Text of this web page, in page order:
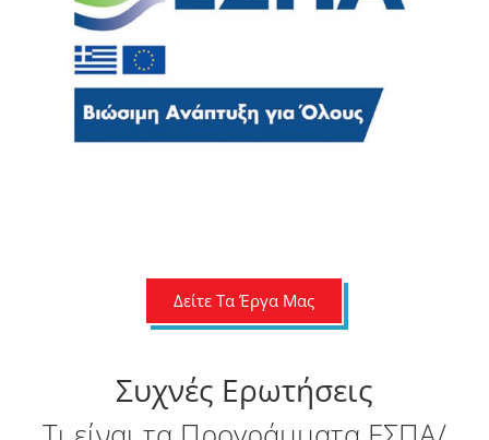
Δείτε Τα Έργα Μας
Συχνές Ερωτήσεις